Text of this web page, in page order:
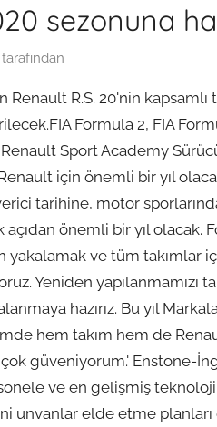
sezonuna
tarafından
R.S. 20'nin kapsamlı
Formula 2, FIA
Renault Sport Academy
için önemli bir yıl
tarihine, motor
önemli bir yıl olacak.
ve tüm takımlar
Yeniden yapılanmamızı
hazırız. Bu yıl
hem takım hem de
güveniyorum.' Enstone-
ve en gelişmiş
unvanlar elde etme